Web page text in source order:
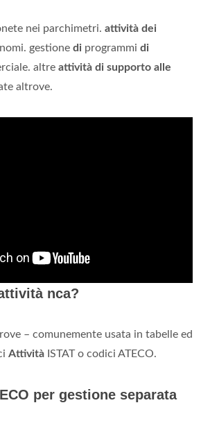
nei parchimetri. attività dei
gestione di programmi di
altre attività di supporto alle
altrove.
nca?
– comunemente usata in tabelle ed
Attività ISTAT o codici ATECO.
per gestione separata